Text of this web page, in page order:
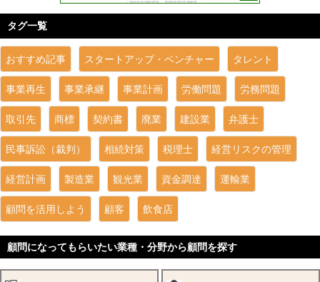
タグ一覧
おすすめ記事 スタートアップ・ベンチャー タレント
事業再生 事業承継 事業計画 労働問題 労務問題
取引先 商標 契約書 廃業 建設業 弁護士
民事訴訟（裁判） 相続対策 税理士 経営リスクの管理
経営計画 製造業 観光業 資金調達 運輸業
顧問を活用しよう 顧客 飲食店
顧問になってもらいたい業種・分野から顧問を探す